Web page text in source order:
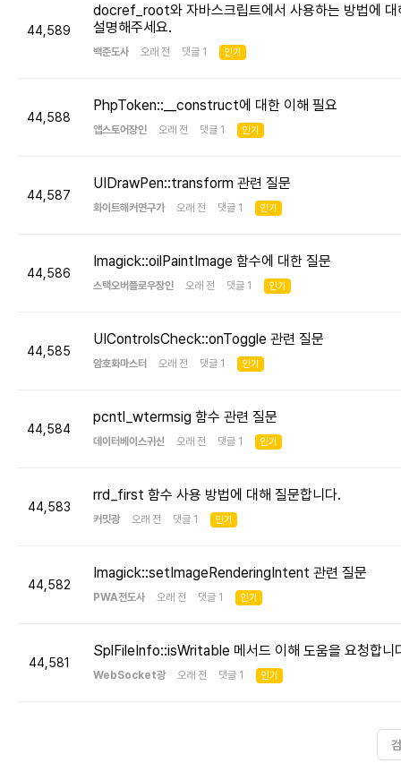
44,589
docref_root와 자바스크립트에서 사용하는 방법에 대
설명해주세요.
백준도사 오래 전 댓글 1 인기
44,588
PhpToken::__construct에 대한 이해 필요
앱스토어장인 오래 전 댓글 1 인기
44,587
UIDrawPen::transform 관련 질문
화이트해커연구가 오래 전 댓글 1 인기
44,586
Imagick::oilPaintImage 함수에 대한 질문
스택오버플로우장인 오래 전 댓글 1 인기
44,585
UIControlsCheck::onToggle 관련 질문
암호화마스터 오래 전 댓글 1 인기
44,584
pcntl_wtermsig 함수 관련 질문
데이터베이스귀신 오래 전 댓글 1 인기
44,583
rrd_first 함수 사용 방법에 대해 질문합니다.
커밋광 오래 전 댓글 1 인기
44,582
Imagick::setImageRenderingIntent 관련 질문
PWA전도사 오래 전 댓글 1 인기
44,581
SplFileInfo::isWritable 메서드 이해 도움을 요청합니
WebSocket광 오래 전 댓글 1 인기